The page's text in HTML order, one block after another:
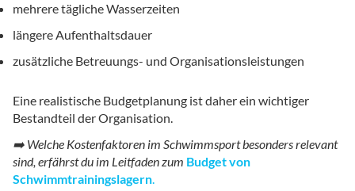
mehrere tägliche Wasserzeiten
längere Aufenthaltsdauer
zusätzliche Betreuungs- und Organisationsleistungen
Eine realistische Budgetplanung ist daher ein wichtiger
Bestandteil der Organisation.
➡️ Welche Kostenfaktoren im Schwimmsport besonders relevant
sind, erfährst du im Leitfaden zum Budget von
Schwimmtrainingslagern